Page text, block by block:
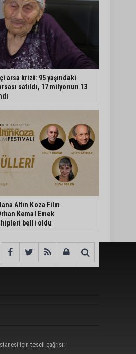
arsa krizi: 95 yaşındaki
satıldı, 17 milyonun 13
Altın Koza Film
Kemal Emek
belli oldu
için tescil çağrısı: